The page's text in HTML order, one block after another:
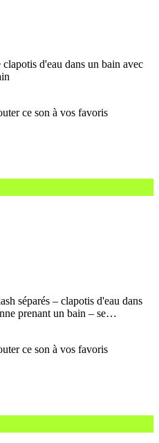
d'eau dans un bain avec
séparés – clapotis d'eau dans
prenant un bain – se…